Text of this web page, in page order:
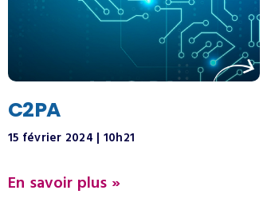
C2PA
15 février 2024 10h21
En savoir plus »